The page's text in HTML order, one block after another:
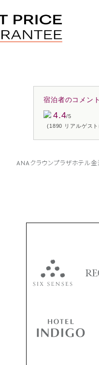
宿泊者のコメント
4.4/5
(1890 リアルゲス
ANAクラウンプラザホテル金